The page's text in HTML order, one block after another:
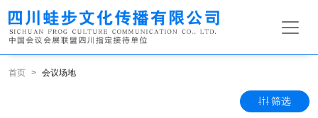
首页 会议场地
筛选